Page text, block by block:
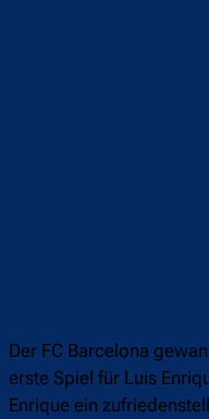
Der FC Barcelona
erste Spiel für Luis
Enrique ein